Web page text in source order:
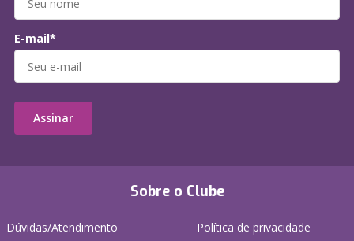
Sobre o Clube
Dúvidas/Atendimento
Política de privacidade
E-mail*
Assinar